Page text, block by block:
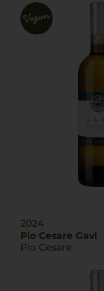
2024
Pio Cesare Gavi
Pio Cesare